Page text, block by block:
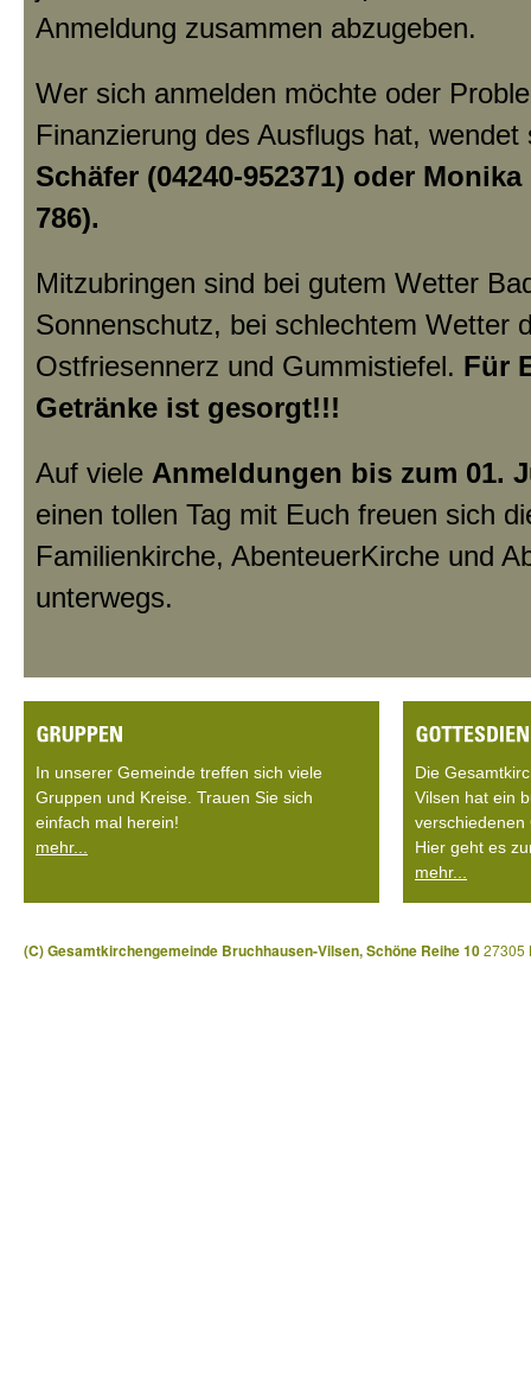
Anmeldung zusammen abzugeben.
Wer sich anmelden möchte oder
Finanzierung des Ausflugs hat, wendet
Schäfer (04240-952371) oder
786).
Mitzubringen sind bei gutem Wetter
Sonnenschutz, bei schlechtem Wetter
Ostfriesennerz und Gummistiefel. Für
Getränke ist gesorgt!!!
Auf viele Anmeldungen bis zum 01.
einen tollen Tag mit Euch freuen sich
Familienkirche, AbenteuerKirche und
unterwegs.
In unserer Gemeinde treffen sich viele
Gruppen und Kreise. Trauen Sie sich
einfach mal herein!
mehr...
Die
Vilsen hat ein
verschiedenen
Hier geht es
mehr...
(C) Gesamtkirchengemeinde Bruchhausen-Vilsen, Schöne Reihe 1027305